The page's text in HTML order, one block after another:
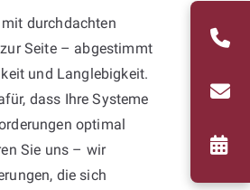
durchdachten
zur Seite – abgestimmt
und Langlebigkeit.
dass Ihre Systeme
optimal
Sie uns – wir
die sich